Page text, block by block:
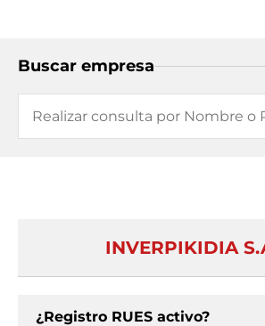
Buscar empresa
INVERPIKIDIA
¿Registro RUES activo?